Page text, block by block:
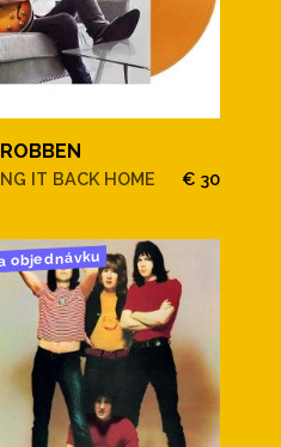
IT BACK HOME € 30
objednávku